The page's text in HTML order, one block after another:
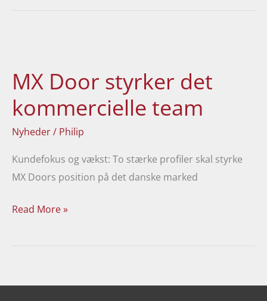
MX Door styrker det
kommercielle team
Nyheder/ Philip
Kundefokus og vækst: To stærke profiler skal styrke
MX Doors position på det danske marked
styrker
det
kommercielle
team
Read More »